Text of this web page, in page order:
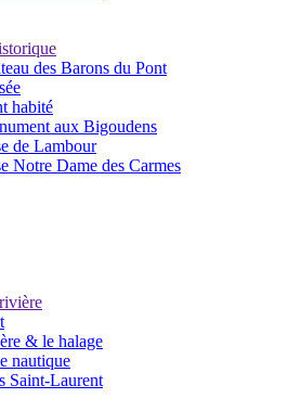
des Barons du Pont
habité
aux Bigoudens
de Lambour
Notre Dame des Carmes
& le halage
nautique
Saint-Laurent